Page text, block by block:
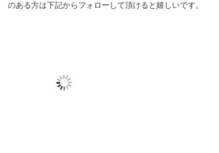
のある方は下記からフォローして頂けると嬉しいです。